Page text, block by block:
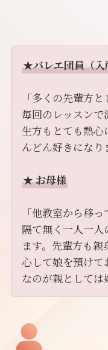
★バレエ団員（入
「多くの先輩方
毎回のレッスンで
生方もとても熱
んどん好きになり
★お母様
「他教室から移
隔て無く一人一
ます。先輩方も
心して娘を預けて
なのが親としては